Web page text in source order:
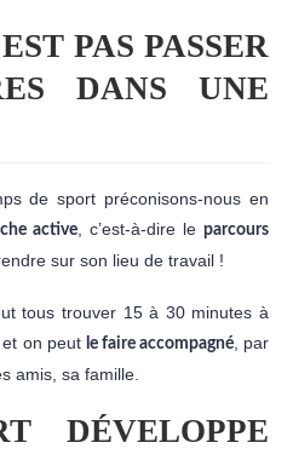
PAS PASSER
DANS UNE
de sport préconisons-nous en
active, c’est-à-dire leparcours
sur son lieu de travail !
tous trouver 15 à 30 minutes à
on peut le faire accompagné, par
amis, sa famille.
DÉVELOPPE